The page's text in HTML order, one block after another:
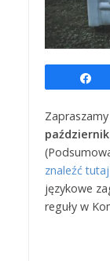
znaleźć tutaj
językowe
reguły w